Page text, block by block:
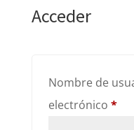
Acceder
Nombre de
electrónico *